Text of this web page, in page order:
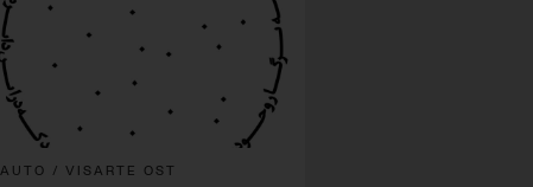
AUTO / VISARTE OST